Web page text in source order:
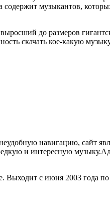
музыкантов,
до размеров
скачать кое-какую
навигацию, сайт
и интересную
Выходит с июня 2003 года